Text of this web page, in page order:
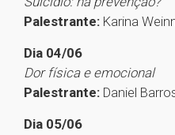
Palestrante: Karina
Dia 04/06
Dor física e emocional
Palestrante: Daniel
Dia 05/06